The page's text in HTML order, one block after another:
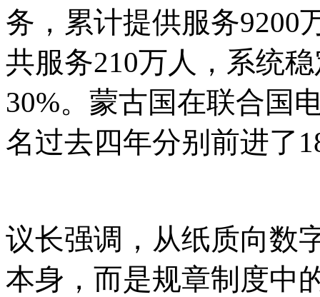
务，累计提供服务9200
共服务210万人，系统
30%。蒙古国在联合国
名过去四年分别前进了
议长强调，从纸质向数
本身，而是规章制度中